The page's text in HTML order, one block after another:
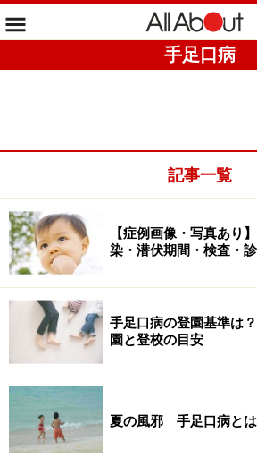
手足口病
記事一覧
【症例画像・写真あり
染・潜伏期間・検査・
手足口病の登園基準は
園と登校の目安
夏の風邪 手足口病とは